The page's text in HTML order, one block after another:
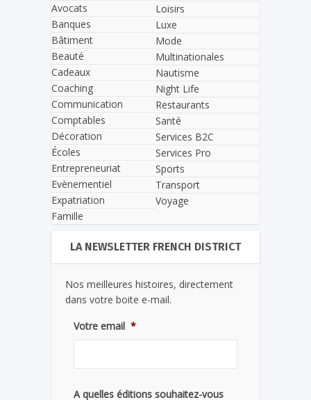
Avocats
Banques
Bâtiment
Beauté
Cadeaux
Coaching
Communication
Comptables
Décoration
Écoles
Entrepreneuriat
Evènementiel
Expatriation
Famille
Loisirs
Luxe
Mode
Multinationales
Nautisme
Night Life
Restaurants
Santé
Services B2C
Services Pro
Sports
Transport
Voyage
LA NEWSLETTER FRENCH DISTRICT
Nos meilleures histoires, directement
dans votre boite e-mail.
Votre email *
A quelles éditions souhaitez-vous